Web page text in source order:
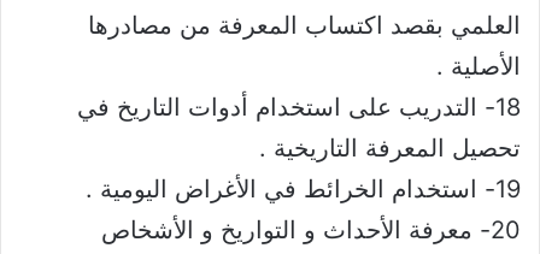
العلمي بقصد اكتساب المعرفة من مصادرها
الأصلية .
18- التدريب على استخدام أدوات التاريخ في
تحصيل المعرفة التاريخية .
19- استخدام الخرائط في الأغراض اليومية .
20- معرفة الأحداث و التواريخ و الأشخاص